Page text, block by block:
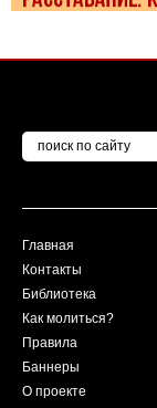
Главная
Контакты
Библиотека
Как молиться?
Правила
Баннеры
О проекте